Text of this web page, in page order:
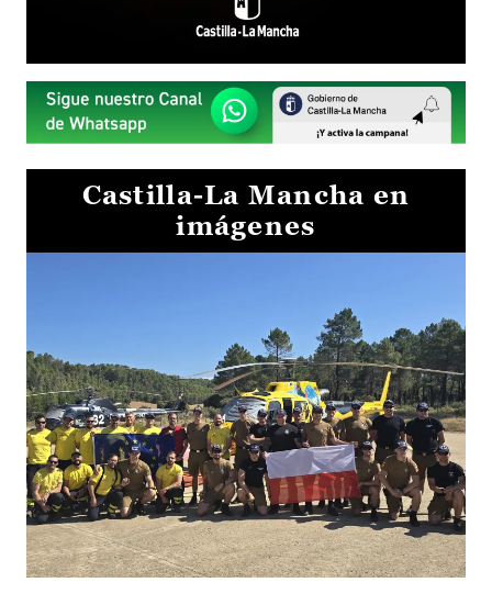
Castilla-La Mancha en
imágenes